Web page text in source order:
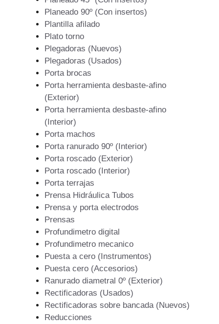
Planeado 90º (Con insertos)
Plantilla afilado
Plato torno
Plegadoras (Nuevos)
Plegadoras (Usados)
Porta brocas
Porta herramienta desbaste-afino
(Exterior)
Porta herramienta desbaste-afino
(Interior)
Porta machos
Porta ranurado 90º (Interior)
Porta roscado (Exterior)
Porta roscado (Interior)
Porta terrajas
Prensa Hidráulica Tubos
Prensa y porta electrodos
Prensas
Profundimetro digital
Profundimetro mecanico
Puesta a cero (Instrumentos)
Puesta cero (Accesorios)
Ranurado diametral 0º (Exterior)
Rectificadoras (Usados)
Rectificadoras sobre bancada (Nuevos)
Reducciones